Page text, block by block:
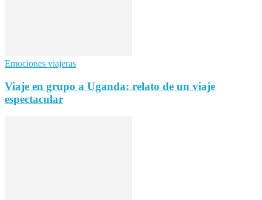
Emociones viajeras
Viaje en grupo a Uganda: relato de un viaje
espectacular